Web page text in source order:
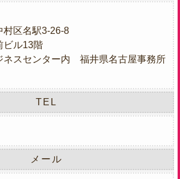
村区名駅3-26-8
ビル13階
ネスセンター内 福井県名古屋事務所
TEL
メール